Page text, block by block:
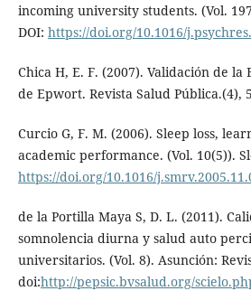
incoming university students. (Vol.
DOI: https://doi.org/10.1016/
Chica H, E. F. (2007). Validación de la
de Epwort. Revista Salud Pública.(4),
Curcio G, F. M. (2006). Sleep loss,
academic performance. (Vol. 10(5)).
https://doi.org/10.1016/
de la Portilla Maya S, D. L. (2011).
somnolencia diurna y salud auto
universitarios. (Vol. 8). Asunción:
doi:http://pepsic.bvsalud.org/